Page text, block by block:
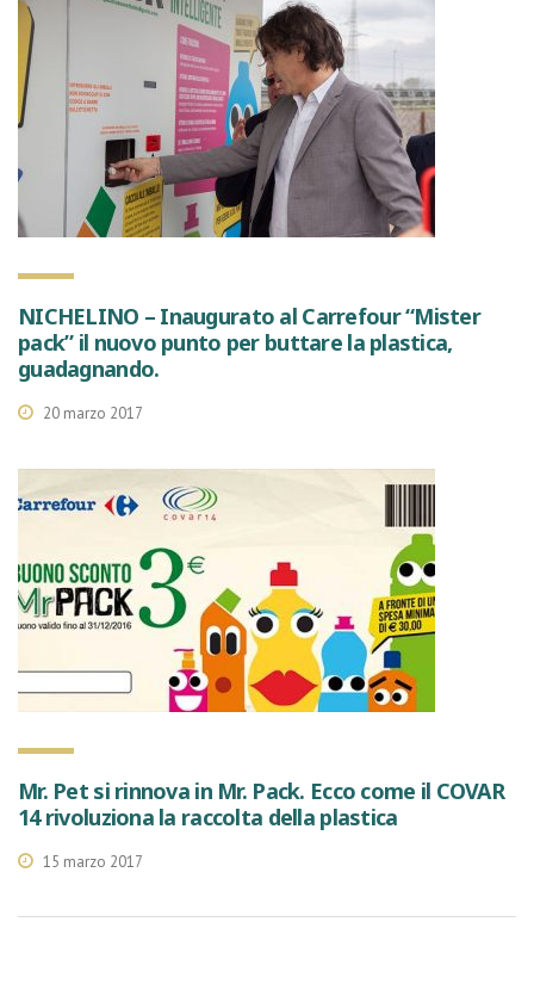
NICHELINO – Inaugurato al Carrefour “Mister
pack” il nuovo punto per buttare la plastica,
guadagnando.
20 marzo 2017
Mr. Pet si rinnova in Mr. Pack. Ecco come il COVAR
14 rivoluziona la raccolta della plastica
15 marzo 2017